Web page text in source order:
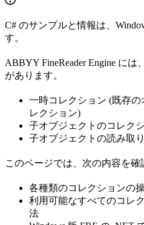
C# のサンプルと情報は、
す。
ABBYY FineReader Engine に
があります。
一時コレクション (既存
レクション)
子オブジェクトのコレク
子オブジェクトの読み取
このページでは、次の内容を確
各種類のコレクションの
利用可能なすべてのコレ
法